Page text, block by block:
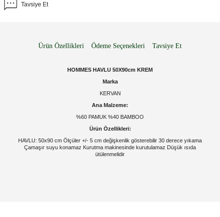
Tavsiye Et
Ürün Özellikleri Ödeme Seçenekleri Tavsiye Et
HOMMES HAVLU 50X90cm KREM
Marka
KERVAN
Ana Malzeme:
%60 PAMUK %40 BAMBOO
Ürün Özellikleri:
HAVLU: 50x90 cm Ölçüler +/- 5 cm değişkenlik gösterebilir 30 derece yıkama
Çamaşır suyu konamaz Kurutma makinesinde kurutulamaz Düşük ısıda
ütülenmelidir